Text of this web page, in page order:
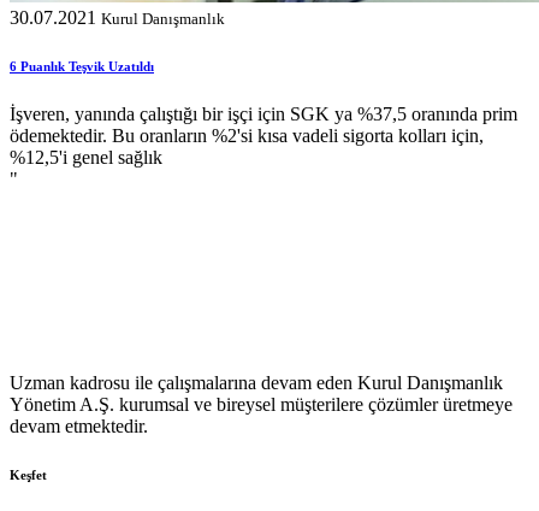
30.07.2021 Kurul Danışmanlık
6 Puanlık Teşvik Uzatıldı
İşveren, yanında çalıştığı bir işçi için SGK ya %37,5 oranında prim
ödemektedir. Bu oranların %2'si kısa vadeli sigorta kolları için,
%12,5'i genel sağlık
"
Uzman kadrosu ile çalışmalarına devam eden Kurul Danışmanlık
Yönetim A.Ş. kurumsal ve bireysel müşterilere çözümler üretmeye
devam etmektedir.
Keşfet